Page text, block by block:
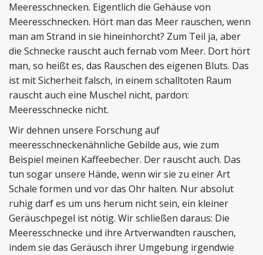
Meeresschnecken. Eigentlich die Gehäuse von
Meeresschnecken. Hört man das Meer rauschen, wenn
man am Strand in sie hineinhorcht? Zum Teil ja, aber
die Schnecke rauscht auch fernab vom Meer. Dort hört
man, so heißt es, das Rauschen des eigenen Bluts. Das
ist mit Sicherheit falsch, in einem schalltoten Raum
rauscht auch eine Muschel nicht, pardon:
Meeresschnecke nicht.
Wir dehnen unsere Forschung auf
meeresschneckenähnliche Gebilde aus, wie zum
Beispiel meinen Kaffeebecher. Der rauscht auch. Das
tun sogar unsere Hände, wenn wir sie zu einer Art
Schale formen und vor das Ohr halten. Nur absolut
ruhig darf es um uns herum nicht sein, ein kleiner
Geräuschpegel ist nötig. Wir schließen daraus: Die
Meeresschnecke und ihre Artverwandten rauschen,
indem sie das Geräusch ihrer Umgebung irgendwie